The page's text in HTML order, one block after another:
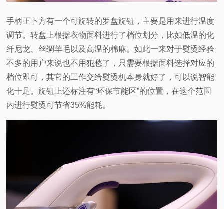
手柄正下方有一个可旋转的罗盘旋钮，主要是用来进行温度
调节。转盘上根据衣物面料进行了档位划分，比如低温的化
纤尼龙、丝绸羊毛以及高温的棉麻。如此一来对于熨烫经验
不多的用户来说也不用犯愁了，只需要根据面料选择对应的
档位即可，其它的工作交给熨烫机本身就好了，可以说智能
化十足。旋钮上还标注有“环保节能区”的位置，在这个范围
内进行熨烫可节省35%能耗。